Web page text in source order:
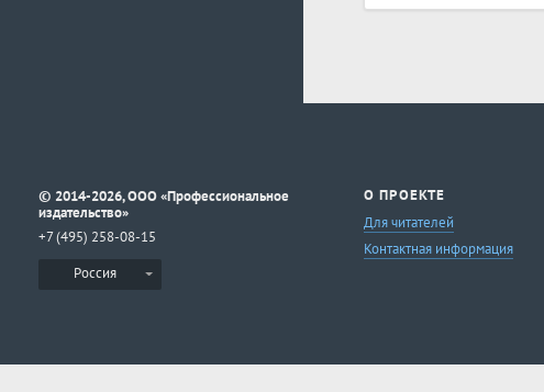
© 2014-2026, ООО «Профессиональное
издательство»
+7 (495) 258-08-15
Россия
О ПРОЕКТЕ
Для читателей
Контактная информация